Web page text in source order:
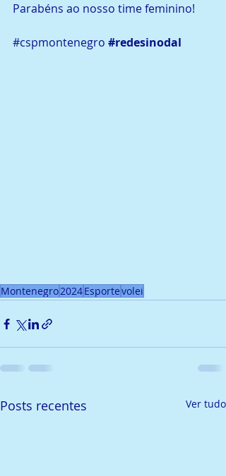
Parabéns ao nosso time feminino!
#cspmontenegro #redesinodal
Montenegro2024Esportevolei
Posts recentes Ver tudo